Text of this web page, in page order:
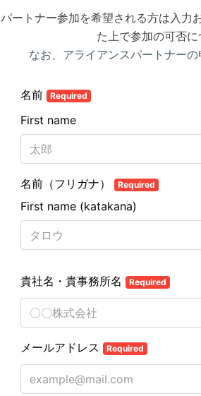
パートナー参加を希望される方は入力
た上で参加の可否に
なお、アライアンスパートナー
名前 Required
First name
名前（フリガナ） Required
First name (katakana)
貴社名・貴事務所名 Required
メールアドレス Required